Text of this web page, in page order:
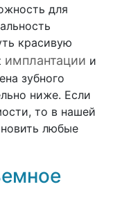
для
красивую
имплантации и
зубного
ниже. Если
то в нашей
любые